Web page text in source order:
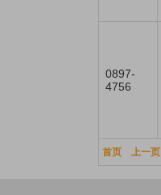
0897-
4756
首页 上一页